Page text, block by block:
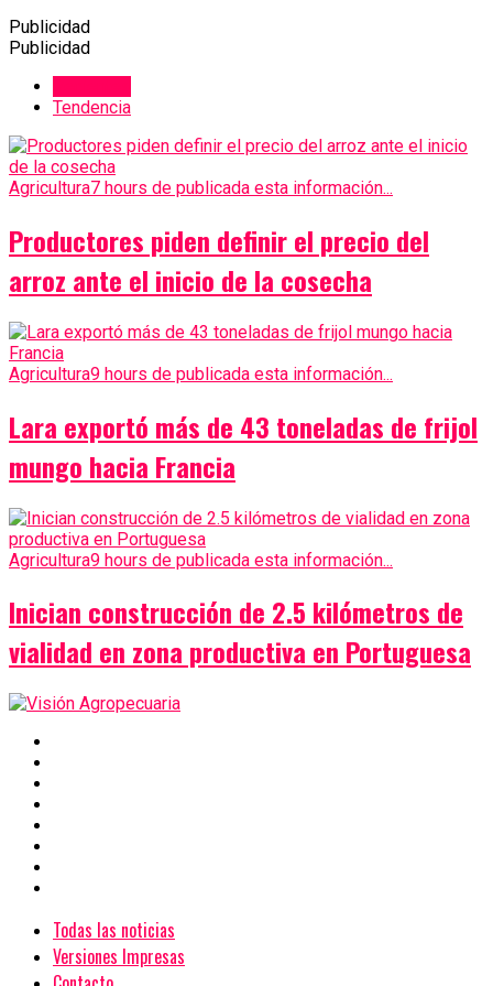
Publicidad
Publicidad
Tendencia
Agricultura7 hours de publicada esta información...
Productores piden definir el precio del
arroz ante el inicio de la cosecha
Agricultura9 hours de publicada esta información...
Lara exportó más de 43 toneladas de frijol
mungo hacia Francia
Agricultura9 hours de publicada esta información...
Inician construcción de 2.5 kilómetros de
vialidad en zona productiva en Portuguesa
Todas las noticias
Versiones Impresas